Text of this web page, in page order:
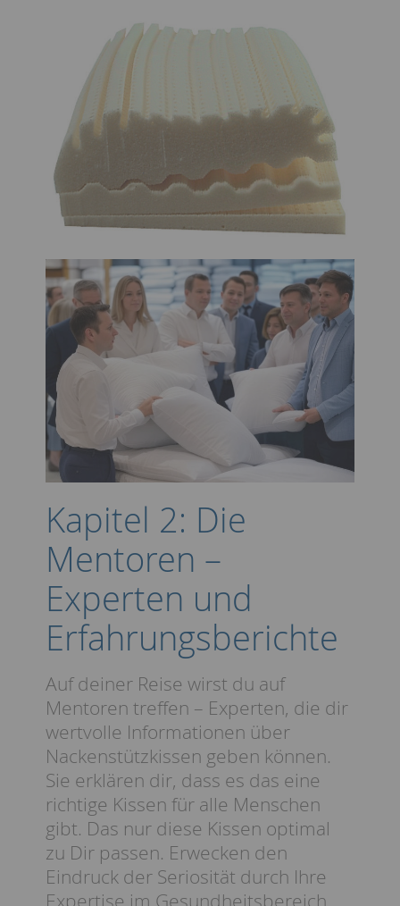
Kapitel 2: Die
Mentoren –
Experten und
Erfahrungsberichte
Auf deiner Reise wirst du auf
Mentoren treffen – Experten, die dir
wertvolle Informationen über
Nackenstützkissen geben können.
Sie erklären dir, dass es das eine
richtige Kissen für alle Menschen
gibt. Das nur diese Kissen optimal
zu Dir passen. Erwecken den
Eindruck der Seriosität durch Ihre
Expertise im Gesundheitsbereich.